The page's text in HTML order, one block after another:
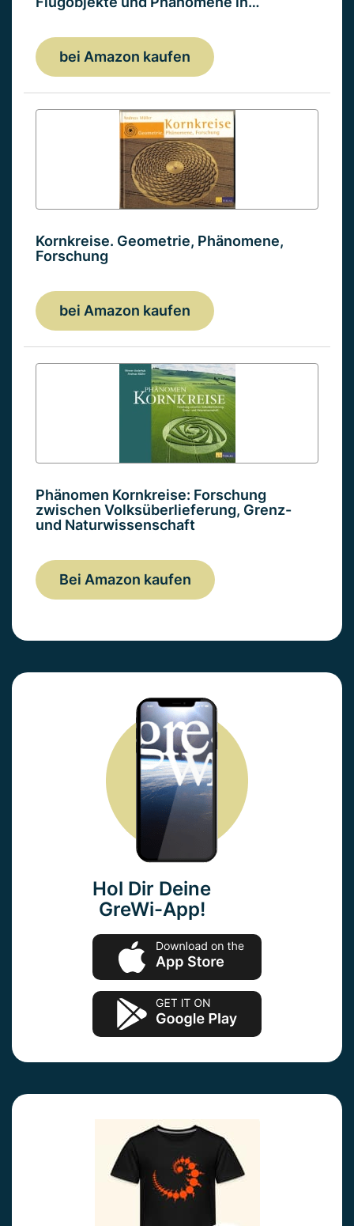
bei Amazon kaufen
Kornkreise. Geometrie, Phänomene,
Forschung
bei Amazon kaufen
Phänomen Kornkreise: Forschung
zwischen Volksüberlieferung, Grenz-
und Naturwissenschaft
Bei Amazon kaufen
Hol Dir Deine
GreWi-App!